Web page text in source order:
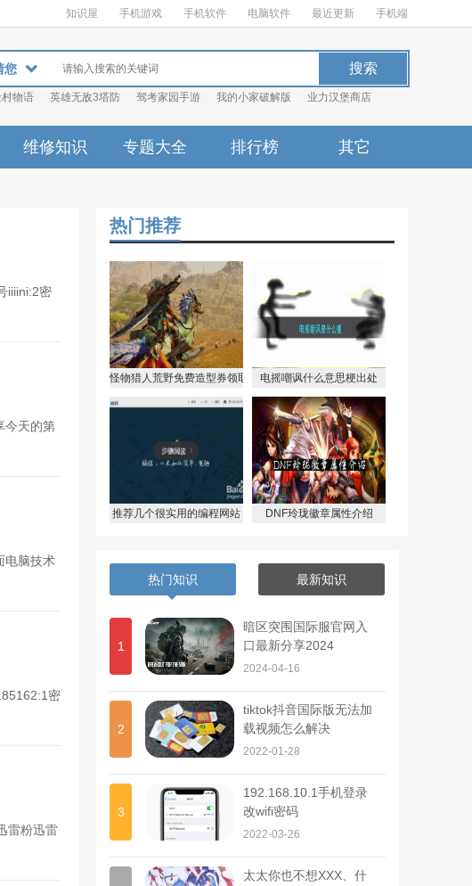
知识屋 手机游戏 手机软件 电脑软件 最近更新 手机端
您
村物语 英雄无敌3塔防 驾考家园手游 我的小家破解版 业力汉堡商店
维修知识 专题大全 排行榜 其它
iiiini:2密
今天的第
电脑技术
密
雷粉迅雷
热门推荐
怪物猎人荒野免费造型券领取方式分享电摇嘲讽什么意思梗出处
推荐几个很实用的编程网站 DNF玲珑徽章属性介绍
热门知识 最新知识
1
暗区突围国际服官网入
口最新分享2024
2024-04-16
2
tiktok抖音国际版无法加
载视频怎么解决
2022-01-28
3
192.168.10.1手机登录
改wifi密码
2022-03-26
太太你也不想XXX、什